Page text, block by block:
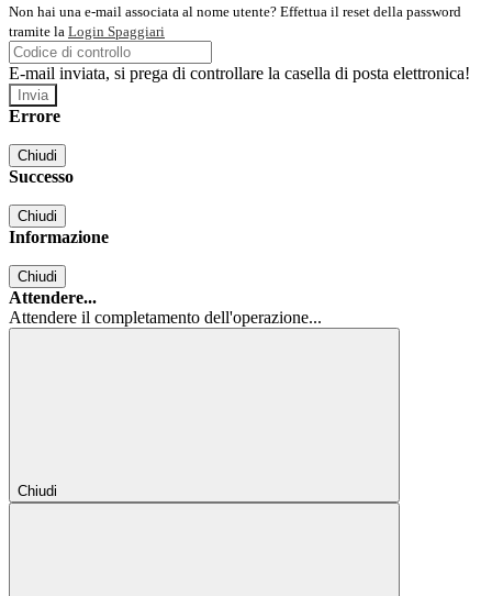
Non hai una e-mail associata al nome utente? Effettua il reset della password
tramite la Login Spaggiari
E-mail inviata, si prega di controllare la casella di posta elettronica!
Errore
Chiudi
Successo
Chiudi
Informazione
Chiudi
Attendere...
Attendere il completamento dell'operazione...
Chiudi